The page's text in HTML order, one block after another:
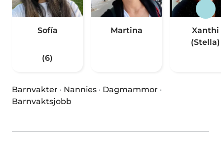
Sofía
(6)
Martina
Xanthi
(Stella)
Barnvakter · Nannies · Dagmammor ·
Barnvaktsjobb